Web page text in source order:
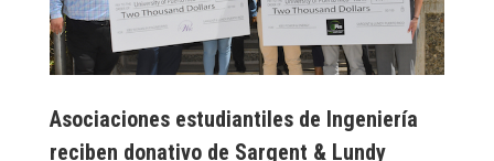
Asociaciones estudiantiles de Ingeniería
reciben donativo de Sargent & Lundy